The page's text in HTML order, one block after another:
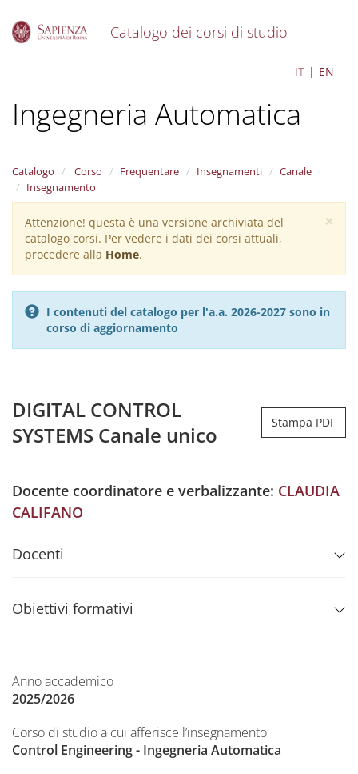
Catalogo dei corsi di studio
IT EN
Ingegneria Automatica
Catalogo Corso Frequentare Insegnamenti
Canale
Insegnamento
×
Warning
message
Attenzione! questa è una versione archiviata del
catalogo corsi. Per vedere i dati dei corsi attuali,
procedere alla Home.
I contenuti del catalogo per l'a.a. 2026-2027 sono in
corso di aggiornamento
DIGITAL CONTROL
SYSTEMS Canale unico
Stampa PDF
Docente coordinatore e verbalizzante: CLAUDIA
CALIFANO
Docenti
Obiettivi formativi
Anno accademico
2025/2026
Corso di studio a cui afferisce l’insegnamento
Control Engineering - Ingegneria Automatica